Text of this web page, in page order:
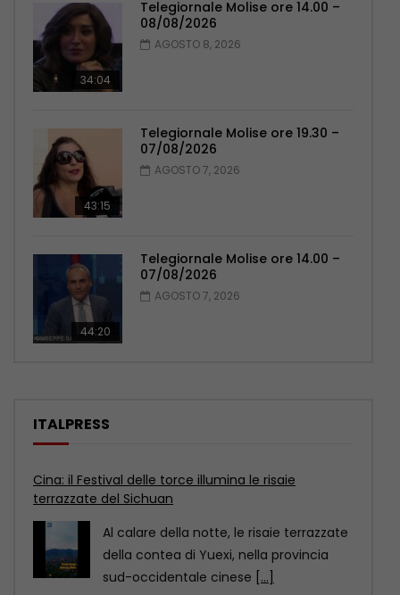
34:04
Telegiornale Molise ore 14.00 –
08/08/2026
AGOSTO 8, 2026
43:15
Telegiornale Molise ore 19.30 –
07/08/2026
AGOSTO 7, 2026
44:20
Telegiornale Molise ore 14.00 –
07/08/2026
AGOSTO 7, 2026
ITALPRESS
Cina: i musei di Baoding raccontano un artigianato
senza tempo
Il distretto di Jingxiu, a Baoding, nella
provincia settentrionale cinese dello
Hebei, propone visite museali